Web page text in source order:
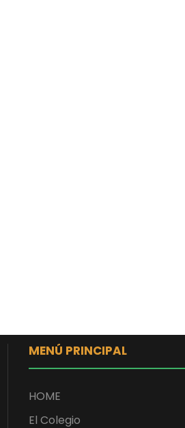
MENÚ PRINCIPAL
HOME
El Colegio